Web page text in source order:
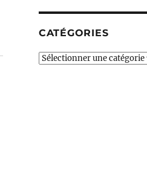
CATÉGORIES
Catégories